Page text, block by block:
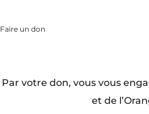
Faire un don
Par votre don, vous vous
et de